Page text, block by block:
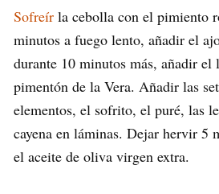
Sofreír la cebolla con el pimiento
minutos a fuego lento, añadir el
durante 10 minutos más, añadir
pimentón de la Vera. Añadir las
elementos, el sofrito, el puré, las
cayena en láminas. Dejar hervir 5
el aceite de oliva virgen extra.